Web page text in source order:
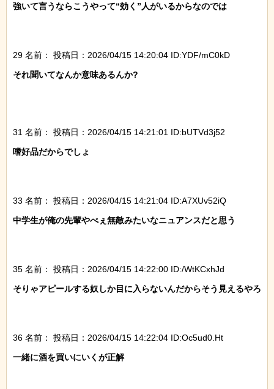
強いて言うならこうやって“効く”人がいるからなのでは
29 名前：
投稿日：2026/04/15 14:20:04 ID:YDF/mC0kD
それ聞いてなんか意味あるんか?
31 名前：
投稿日：2026/04/15 14:21:01 ID:bUTVd3j52
嗜好品だからでしょ
33 名前：
投稿日：2026/04/15 14:21:04 ID:A7XUv52iQ
中学生が俺の先輩やべぇ無敵みたいなニュアンスだと思う
35 名前：
投稿日：2026/04/15 14:22:00 ID:/WtKCxhJd
そりゃアピールする奴しか目に入らないんだからそう見えるやろ
36 名前：
投稿日：2026/04/15 14:22:04 ID:Oc5ud0.Ht
一緒に酒を買いにいくが正解